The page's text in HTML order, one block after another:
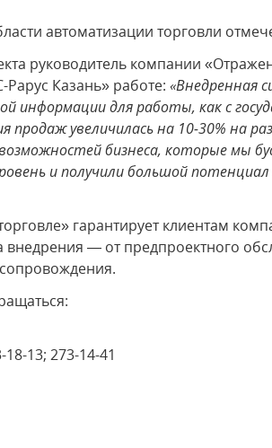
автоматизации торговли
руководитель компании
Рарус Казань» работе:«Внедренная
информации для работы, как с
продаж увеличилась на 10-30% на
бизнеса, которые мы
и получили большой потенциал
гарантирует клиентам
внедрения — от предпроектного
13; 273-14-41